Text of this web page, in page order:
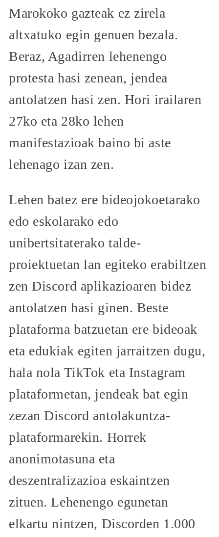
Marokoko gazteak ez zirela
altxatuko egin genuen bezala.
Beraz, Agadirren lehenengo
protesta hasi zenean, jendea
antolatzen hasi zen. Hori irailaren
27ko eta 28ko lehen
manifestazioak baino bi aste
lehenago izan zen.
Lehen batez ere bideojokoetarako
edo eskolarako edo
unibertsitaterako talde-
proiektuetan lan egiteko erabiltzen
zen Discord aplikazioaren bidez
antolatzen hasi ginen. Beste
plataforma batzuetan ere bideoak
eta edukiak egiten jarraitzen dugu,
hala nola TikTok eta Instagram
plataformetan, jendeak bat egin
zezan Discord antolakuntza-
plataformarekin. Horrek
anonimotasuna eta
deszentralizazioa eskaintzen
zituen. Lehenengo egunetan
elkartu nintzen, Discorden 1.000